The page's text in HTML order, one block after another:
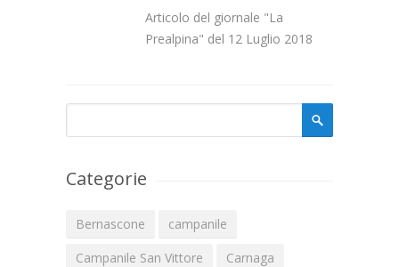
Articolo del giornale "La
Prealpina" del 12 Luglio 2018
Cerca
Categorie
Bernascone
campanile
Campanile San Vittore
Carnaga